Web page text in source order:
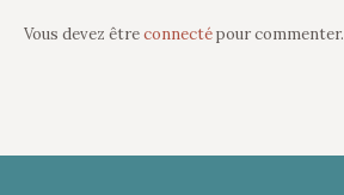
Vous devez êtreconnectépour commenter.